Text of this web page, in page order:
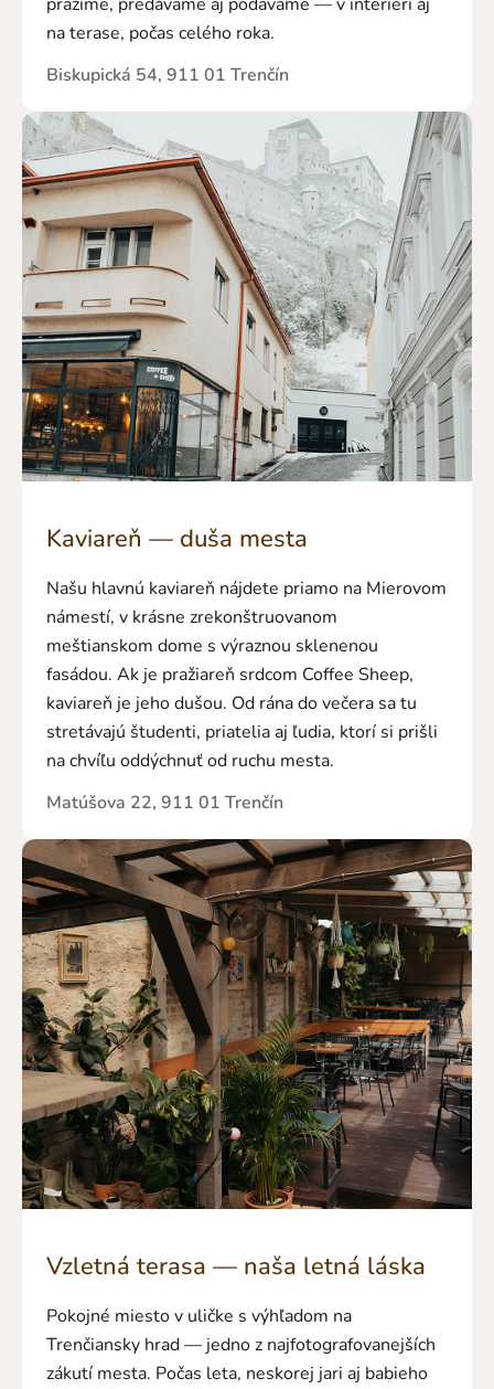
na terase, počas celého roka.
Biskupická 54, 911 01 Trenčín
Kaviareň — duša mesta
Našu hlavnú kaviareň nájdete priamo na Mierovom
námestí, v krásne zrekonštruovanom
meštianskom dome s výraznou sklenenou
fasádou. Ak je pražiareň srdcom Coffee Sheep,
kaviareň je jeho dušou. Od rána do večera sa tu
stretávajú študenti, priatelia aj ľudia, ktorí si prišli
na chvíľu oddýchnuť od ruchu mesta.
Matúšova 22, 911 01 Trenčín
Vzletná terasa — naša letná láska
Pokojné miesto v uličke s výhľadom na
Trenčiansky hrad — jedno z najfotografovanejších
zákutí mesta. Počas leta, neskorej jari aj babieho